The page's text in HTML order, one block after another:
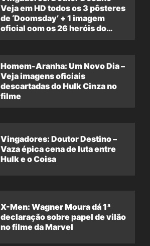
Veja em HD todos os 3 pôsteres
de ‘Doomsday’ + 1 imagem
oficial com os 26 heróis do
Homem-Aranha: Um Novo Dia –
Veja imagens oficiais
descartadas do Hulk Cinza no
filme
Vingadores: Doutor Destino –
Vaza épica cena de luta entre
Hulk e o Coisa
X-Men: Wagner Moura dá 1ª
declaração sobre papel de vilão
no filme da Marvel